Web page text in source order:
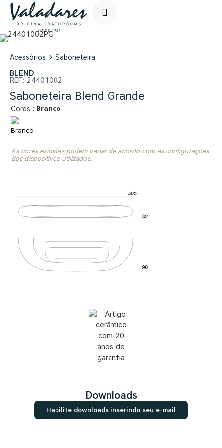
Acessórios Saboneteira
BLEND
REF: 24401002
Saboneteira Blend Grande
Cores : Branco
As cores exibidas podem variar de acordo com as configurações
dos dispositivos utilizados.
Downloads
Habilite downloads inserindo seu e-mail